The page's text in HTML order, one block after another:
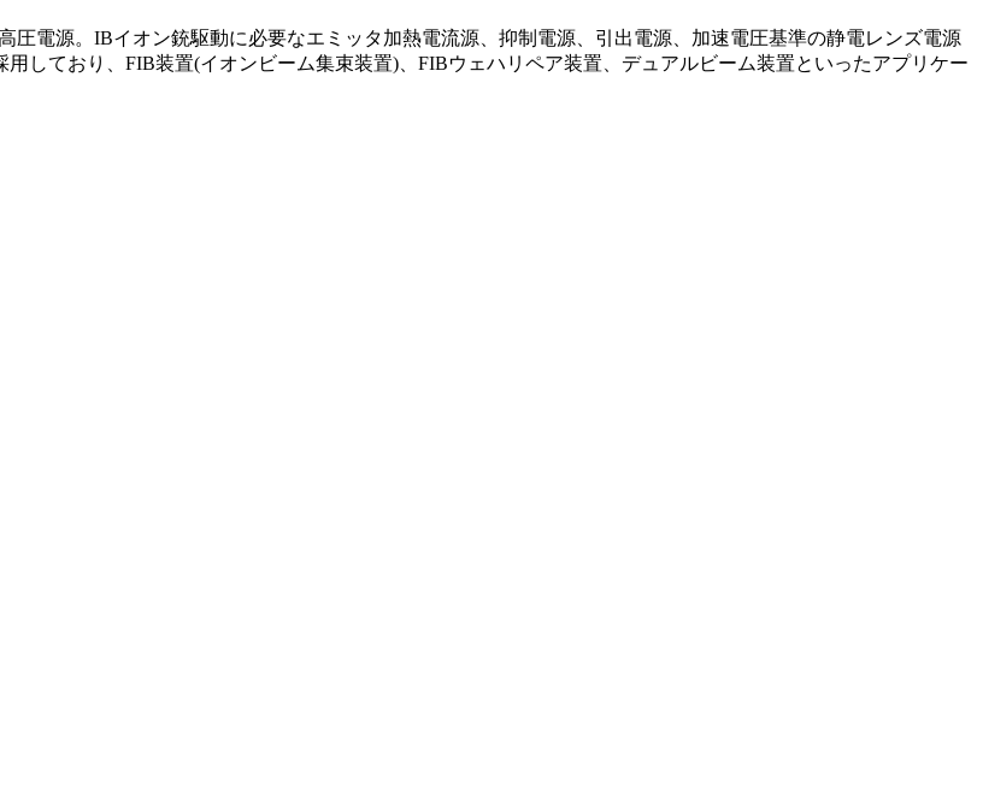
圧電源。IBイオン銃駆動に必要なエミッタ加熱電流源、抑制電源、引出電源、加速電圧基準の静電レンズ電源
しており、FIB装置(イオンビーム集束装置)、FIBウェハリペア装置、デュアルビーム装置といったアプリケー